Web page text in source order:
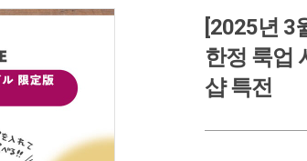
[2025년 3
한정 룩업
샵 특전